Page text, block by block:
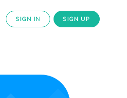
SIGN IN SIGN UP